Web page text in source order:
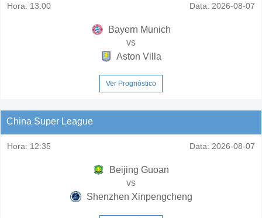
Hora: 13:00 Data: 2026-08-07
Bayern Munich
vs
Aston Villa
Ver Prognóstico
China Super League
Hora: 12:35 Data: 2026-08-07
Beijing Guoan
vs
Shenzhen Xinpengcheng